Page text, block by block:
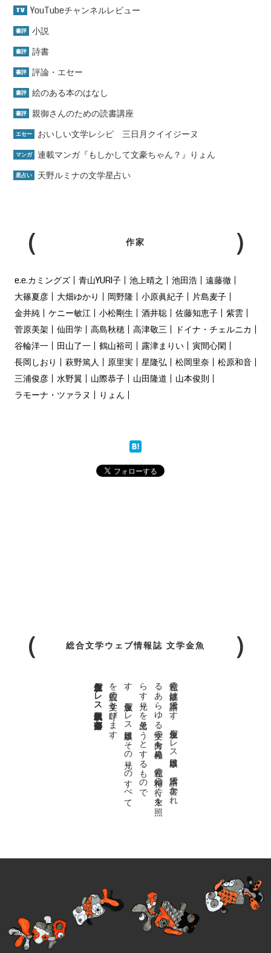
TV YouTubeチャンネルレビュー
書評 小説
書評 詩書
書評 評論・エセー
書評 絵のある本のはなし
書評 親御さんのための読書講座
エセー おいしい文学レシピ 三日月クイイジーヌ
マンガ 連載マンガ『もしかして文豪ちゃん？』りょん
星占い 天野ルミナの文学星占い
作家
e.e.カミングズ 青山YURI子 池上晴之 池田浩
遠藤徹
大篠夏彦
大畑ゆかり 岡野隆 小原眞紀子
片島麦子
金井純
ケニー敏江 小松剛生 酒井聡 佐藤知恵子
紫雲
菅原美架
仙田学 高島秋穂 高津敬三
ドイナ・チェルニカ
谷輪洋一
田山了一 鶴山裕司 露津まりい
寅間心閑
長岡しおり
萩野篤人 原里実 星隆弘 松岡里奈
松原和音
三浦俊彦
水野翼 山際恭子 山田隆道
山本俊則
ラモーナ・ツァラヌ
りょん
総合文学ウェブ情報誌 文学金魚
私達の
故郷は
日本語で
す
。
金魚屋プ
レ
ス
日本版は
、
日本語で
書か
れ
る
あ
ら
ゆ
る
文学の
方向を
見極め
、
私達の
精神の
行く
末を
照
ら
す
光り
を
見出そ
う
と
す
る
も
の
で
す
。
金魚屋プ
レ
ス
日本版は
そ
の
光り
の
す
べ
て
を
広義の
文学と
呼び
ま
す
。
金魚屋プレス日本版代表 齋藤都